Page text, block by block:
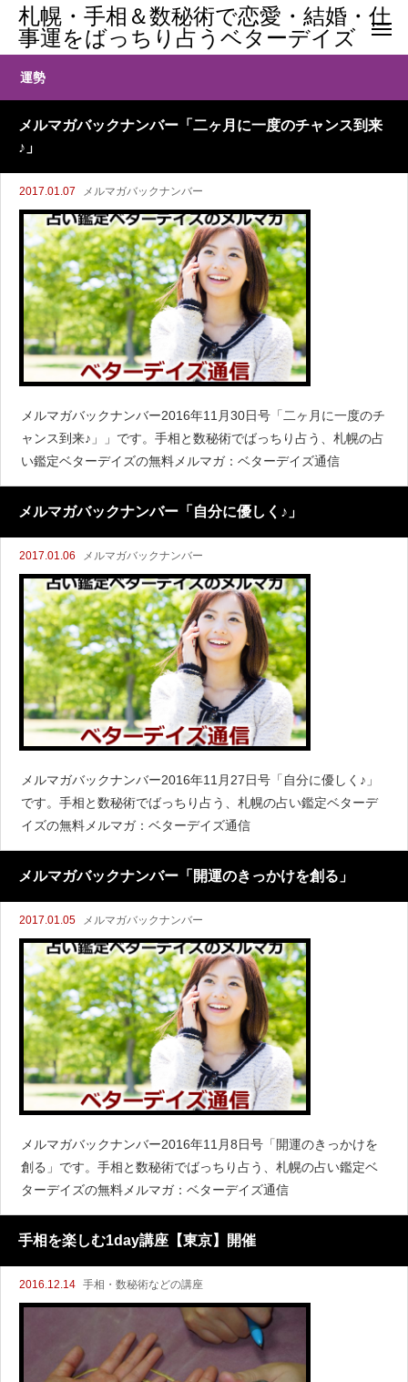
札幌・手相＆数秘術で恋愛・結婚・仕
事運をばっちり占うベターデイズ
運勢
メルマガバックナンバー「二ヶ月に一度のチャンス到来
♪」
2017.01.07 メルマガバックナンバー
メルマガバックナンバー2016年11月30日号「二ヶ月に一度のチ
ャンス到来♪」」です。手相と数秘術でばっちり占う、札幌の占
い鑑定ベターデイズの無料メルマガ：ベターデイズ通信
メルマガバックナンバー「自分に優しく♪」
2017.01.06 メルマガバックナンバー
メルマガバックナンバー2016年11月27日号「自分に優しく♪」
です。手相と数秘術でばっちり占う、札幌の占い鑑定ベターデ
イズの無料メルマガ：ベターデイズ通信
メルマガバックナンバー「開運のきっかけを創る」
2017.01.05 メルマガバックナンバー
メルマガバックナンバー2016年11月8日号「開運のきっかけを
創る」です。手相と数秘術でばっちり占う、札幌の占い鑑定ベ
ターデイズの無料メルマガ：ベターデイズ通信
手相を楽しむ1day講座【東京】開催
2016.12.14 手相・数秘術などの講座